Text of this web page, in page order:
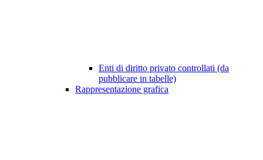
Enti di diritto privato controllati (da
pubblicare in tabelle)
Rappresentazione grafica